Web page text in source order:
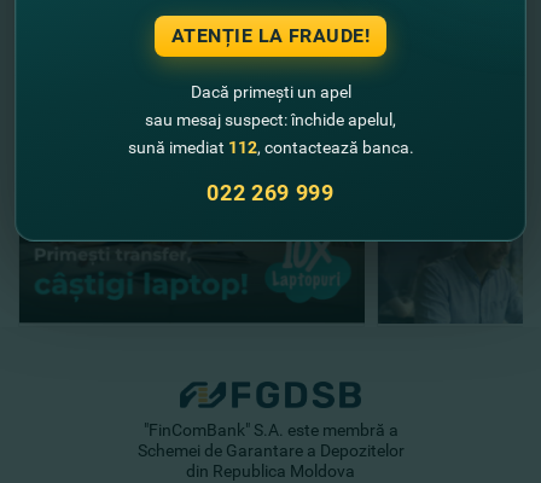
Alte noutăţi
"FinComBank" S.A. este membră a
Schemei de Garantare a Depozitelor
din Republica Moldova
ATENȚIE LA FRAUDE!
Dacă primești un apel
sau mesaj suspect: închide apelul,
sună imediat 112, contactează banca.
022 269 999